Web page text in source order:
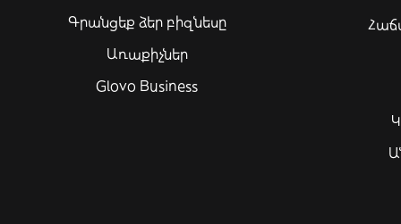
Գրանցեք ձեր բիզնեսը
Առաքիչներ
Glovo Business